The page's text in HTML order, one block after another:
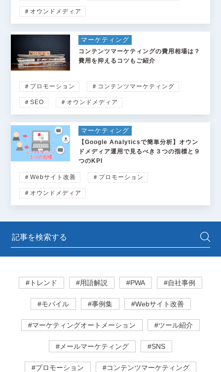
＃オウンドメディア
マーケティング
コンテンツマーケティングの費用相場は？
費用を抑えるコツもご紹介
＃プロモーション ＃コンテンツマーケティング
＃SEO ＃オウンドメディア
マーケティング
【Google Analyticsで簡単分析】オウン
ドメディア運用で見るべき３つの指標と９
つのKPI
＃Webサイト改善 ＃プロモーション
＃オウンドメディア
#トレンド #用語解説 #PWA #自社事例
#モバイル #事例集 #Webサイト改善
#マーケティングオートメーション #ツール紹介
#メールマーケティング #SNS
#プロモーション #コンテンツマーケティング